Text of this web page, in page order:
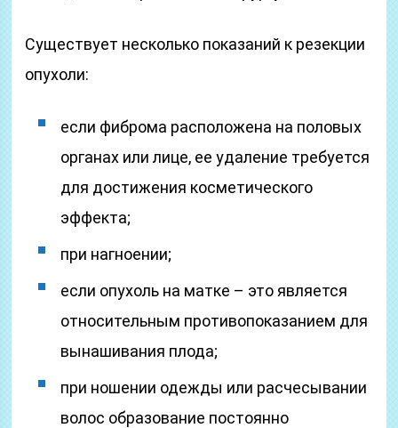
Существует несколько показаний к резекции
опухоли:
если фиброма расположена на половых
органах или лице, ее удаление требуется
для достижения косметического
эффекта;
при нагноении;
если опухоль на матке – это является
относительным противопоказанием для
вынашивания плода;
при ношении одежды или расчесывании
волос образование постоянно